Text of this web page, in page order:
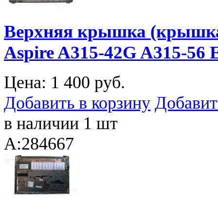
Верхняя крышка
Aspire A315-42G A315-56
Цена: 1 400 руб.
Добавить в корзину
в наличии 1 шт
A:284667